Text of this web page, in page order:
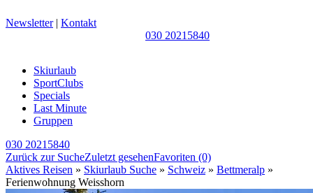
Newsletter| Kontakt
030 20215840
Skiurlaub
SportClubs
Specials
Last Minute
Gruppen
030 20215840
Zurück zur SucheZuletzt gesehenFavoriten (0)
Aktives Reisen » Skiurlaub Suche » Schweiz » Bettmeralp »
Ferienwohnung Weisshorn